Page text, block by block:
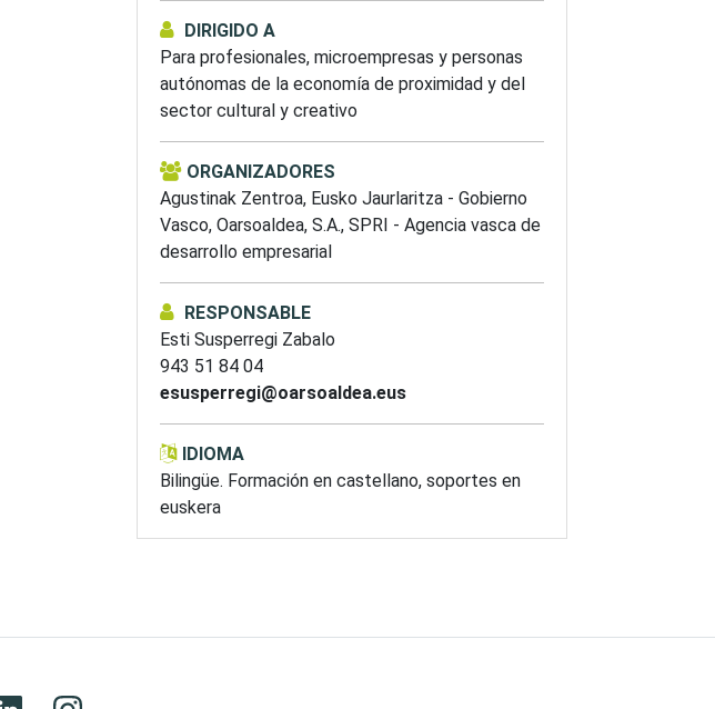
DIRIGIDO A
Para profesionales, microempresas y personas
autónomas de la economía de proximidad y del
sector cultural y creativo
ORGANIZADORES
Agustinak Zentroa, Eusko Jaurlaritza - Gobierno
Vasco,Oarsoaldea, S.A.,SPRI - Agencia vasca de
desarrollo empresarial
RESPONSABLE
Esti Susperregi Zabalo
943 51 84 04
esusperregi@oarsoaldea.eus
IDIOMA
Bilingüe. Formación en castellano, soportes en
euskera